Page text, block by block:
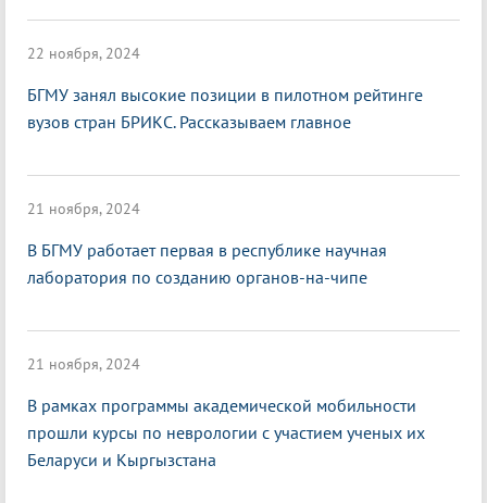
22 ноября, 2024
БГМУ занял высокие позиции в пилотном рейтинге
вузов стран БРИКС. Рассказываем главное
21 ноября, 2024
В БГМУ работает первая в республике научная
лаборатория по созданию органов-на-чипе
21 ноября, 2024
В рамках программы академической мобильности
прошли курсы по неврологии с участием ученых их
Беларуси и Кыргызстана